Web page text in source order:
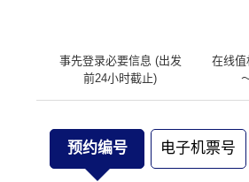
事先登录必要信息 (出发
前24小时截止)
在线
预约编号 电子机票号